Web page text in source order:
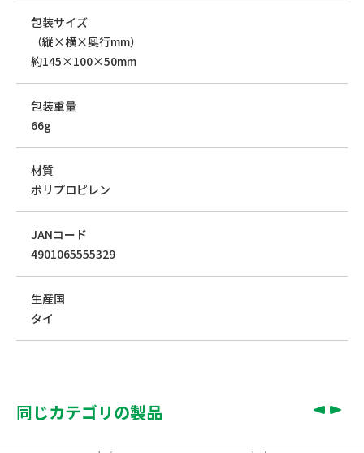
包装サイズ
（縦×横×奥行mm）
約145×100×50mm
包装重量
66g
材質
ポリプロピレン
JANコード
4901065555329
生産国
タイ
同じカテゴリの製品